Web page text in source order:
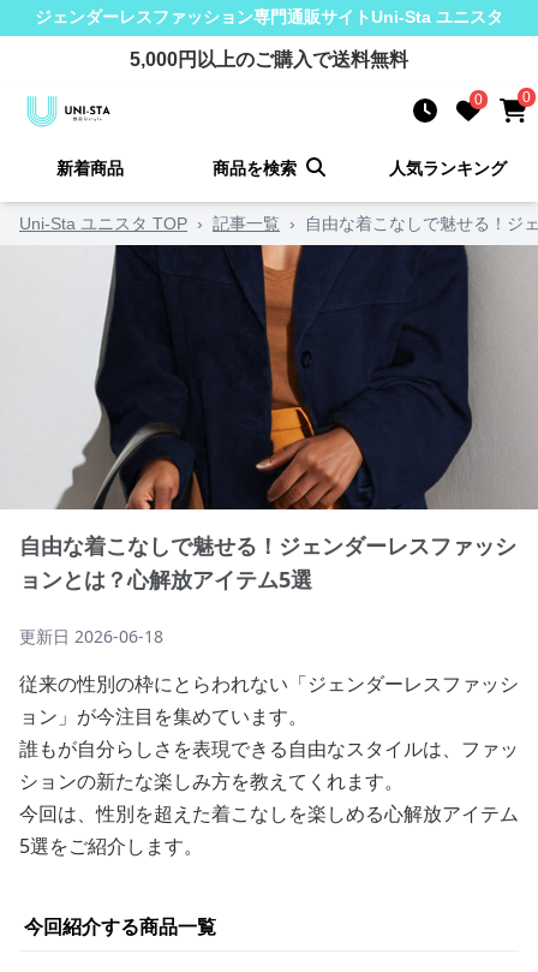
ジェンダーレスファッション専門通販サイトUni-Sta ユニスタ
5,000円以上のご購入で送料無料
0 0
新着商品 商品を検索 人気ランキング
Uni-Sta ユニスタ TOP › 記事一覧 › 自由な着こなしで魅せる！ジ
自由な着こなしで魅せる！ジェンダーレスファッシ
ョンとは？心解放アイテム5選
更新日 2026-06-18
従来の性別の枠にとらわれない「ジェンダーレスファッシ
ョン」が今注目を集めています。
誰もが自分らしさを表現できる自由なスタイルは、ファッ
ションの新たな楽しみ方を教えてくれます。
今回は、性別を超えた着こなしを楽しめる心解放アイテム
5選をご紹介します。
今回紹介する商品一覧